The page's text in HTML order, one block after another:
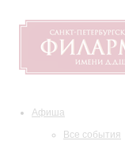
Афиша
Все события